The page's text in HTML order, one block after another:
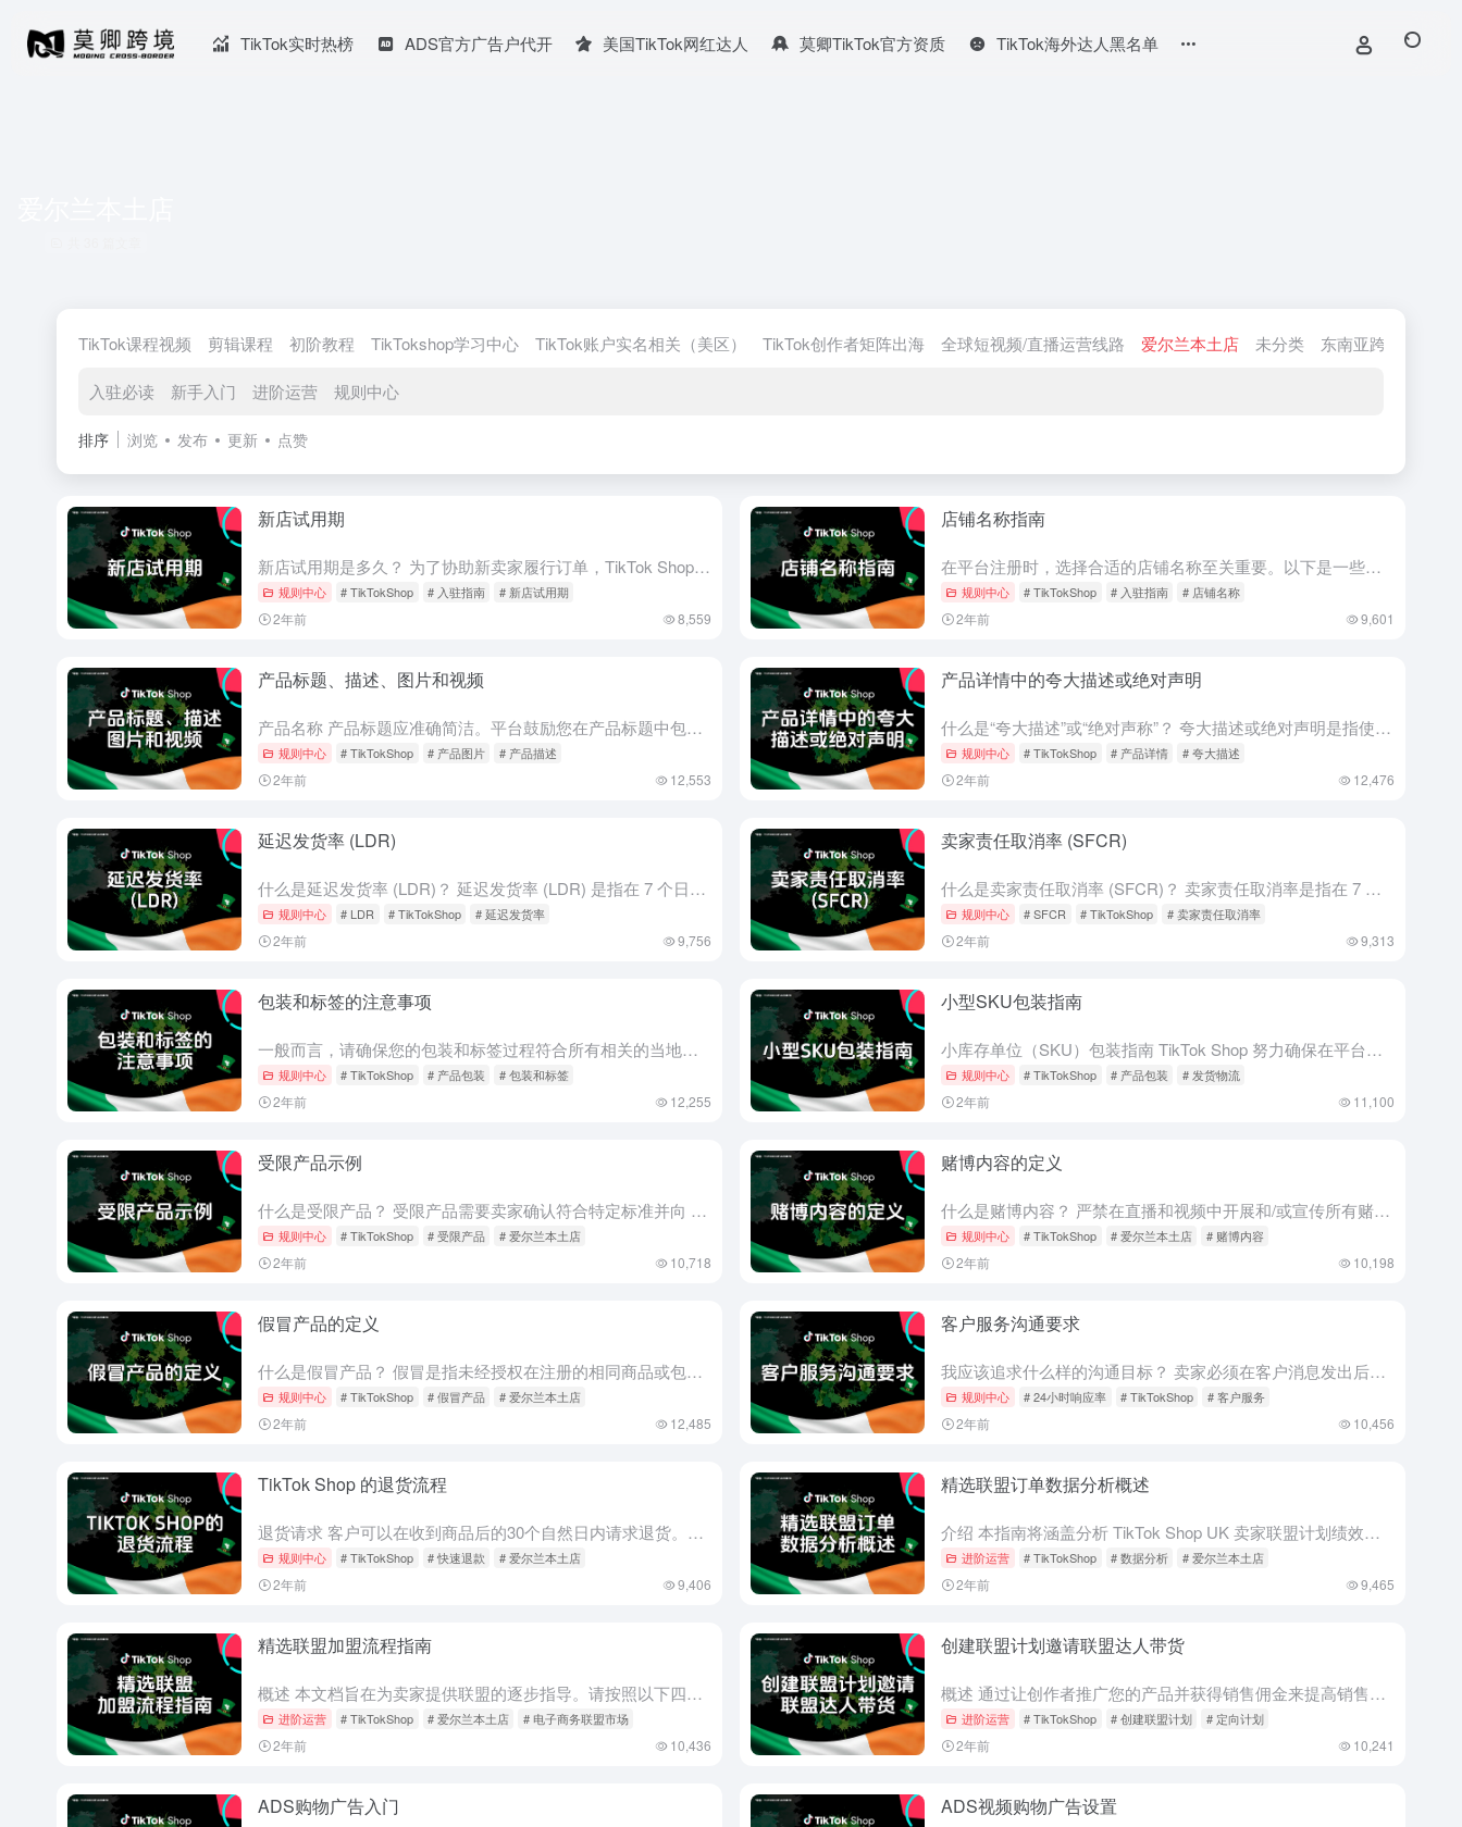
TikTok实时热榜 ADS官方广告户代开 美国TikTok网红达人 莫卿TikTok官方资质 TikTok海外达人黑名单
TikTok课程视频 剪辑课程 初阶教程 TikTokshop学习中心 TikTok账户实名相关（美区） TikTok创作者矩阵出海 全球短视频/直播运营线路 爱尔兰本土店 未分类 东南亚跨境店
入驻必读 新手入门 进阶运营 规则中心
排序 浏览 发布 更新 点赞
新店试用期
新店试用期是多久？ 为了协助新卖家履行订单，TikTok Shop 上的 所有新店铺（包括个人和企业）都将接受试用期，试用期限制如下： 卖家可以接受的每日订单数量， 卖家每天可以上传的产品列表数量，以...
规则中心 # TikTokShop # 入驻指南 # 新店试用期
2年前 8,559
店铺名称指南
在平台注册时，选择合适的店铺名称至关重要。以下是一些指南，遵循这些指南可以确保顺利入驻体验。 如何起一个好听的店铺名字？ 选择容易记住的名称。 确保您的店铺名称能代表您提供的产品或服务。 研究该名称...
规则中心 # TikTokShop # 入驻指南 # 店铺名称
2年前 9,601
产品标题、描述、图片和视频
产品名称 产品标题应准确简洁。平台鼓励您在产品标题中包含品牌（前提是您已获得品牌所有者的相关授权）、产品类型、材料、主要功能/特性和数量等信息。 例如，一款产品标题为“Little Lamb Vall...
规则中心 # TikTokShop # 产品图片 # 产品描述
2年前 12,553
产品详情中的夸大描述或绝对声明
什么是“夸大描述”或“绝对声称”？ 夸大描述或绝对声明是指使用夸张语言来描述产品的陈述。除非这些陈述准确且可验证，否则平台不允许使用此类声明。 “夸大描述”或“绝对声称”的例子有哪些 示例： 声称使用...
规则中心 # TikTokShop # 产品详情 # 夸大描述
2年前 12,476
延迟发货率 (LDR)
什么是延迟发货率 (LDR)？ 延迟发货率 (LDR) 是指在 7 个日历日内，所有订单中超过 3 个工作日 才更新为“已发货”状态的订单所占的百分比。 卖家应目标 LDR 低
规则中心 # LDR # TikTokShop # 延迟发货率
2年前 9,756
卖家责任取消率 (SFCR)
什么是卖家责任取消率 (SFCR)？ 卖家责任取消率是指在 7 个日历日内，由卖家取消的所有订单或由于卖家的过错而取消的订单所占的百分比。 SFCR 包括所有： 因卖家过错而发起的取消（例如，缺货、定...
规则中心 # SFCR # TikTokShop # 卖家责任取消率
2年前 9,313
包装和标签的注意事项
一般而言，请确保您的包装和标签过程符合所有相关的当地法律以及您的物流服务提供商 (LSP) 设定的条件。此外，在准备发货订单时，请遵循以下一些具体的注意事项：
规则中心 # TikTokShop # 产品包装 # 包装和标签
2年前 12,255
小型SKU包装指南
小库存单位（SKU）包装指南 TikTok Shop 努力确保在平台上销售的所有产品都能顺利发货。因此，本文为卖家提供了小型库存单位 (SKU) 订单的推荐包装方法。这些方法确保所销售的产品得到更好的...
规则中心 # TikTokShop # 产品包装 # 发货物流
2年前 11,100
受限产品示例
什么是受限产品？ 受限产品需要卖家确认符合特定标准并向 TikTok Shop 提交某些信息，然后才能上架。希望销售受限产品的卖家必须在上架此类产品之前获得批准。此流程可能要求卖家在上架阶段提交以下类...
规则中心 # TikTokShop # 受限产品 # 爱尔兰本土店
2年前 10,718
赌博内容的定义
什么是赌博内容？ 严禁在直播和视频中开展和/或宣传所有赌博活动。TikTok Shop 也禁止销售与赌博相关的产品、服务和用具。 赌博有哪些例子？ 例子 A：卖家或创作者为用户提供掷骰子的机会，猜测正...
规则中心 # TikTokShop # 爱尔兰本土店 # 赌博内容
2年前 10,198
假冒产品的定义
什么是假冒产品？ 假冒是指未经授权在注册的相同商品或包装上使用与他人注册商标相同或极为相似的商标。严禁宣传和销售假冒产品。这包括在未经品牌所有者授权的情况下在产品图片或产品说明中显示品牌名称、徽标或商...
规则中心 # TikTokShop # 假冒产品 # 爱尔兰本土店
2年前 12,485
客户服务沟通要求
我应该追求什么样的沟通目标？ 卖家必须在客户消息发出后的 24 小时内回复客户询问。这将影响 24 小时回复率。 指标描述卖家目标24小时响应率在过去30天内，所有收到的聊天中，在24小时内响应的聊天...
规则中心 # 24小时响应率 # TikTokShop # 客户服务
2年前 10,456
TikTok Shop 的退货流程
退货请求 客户可以在收到商品后的30个自然日内请求退货。该请求在客户发货退货之前需要获得批准，可以由TikTok商店自动批准或由卖家手动批准。 如果请求需要卖家审核，卖家必须在请求提交后的2个工作日内...
规则中心 # TikTokShop # 快速退款 # 爱尔兰本土店
2年前 9,406
精选联盟订单数据分析概述
介绍 本指南将涵盖分析 TikTok Shop UK 卖家联盟计划绩效的所有要素，重点介绍如何查看通过您的联盟计划生成的订单。 操作指南 前往您的 Affiliate Marketing Center...
进阶运营 # TikTokShop # 数据分析 # 爱尔兰本土店
2年前 9,465
精选联盟加盟流程指南
概述 本文档旨在为卖家提供联盟的逐步指导。请按照以下四个简单步骤帮助您与创作者建立有效的联盟连接。此外，我们在最后提供了一些常见问题及其答案的列表。 卖家的联盟视角流程 从卖家角度来看联盟流程如下： ...
进阶运营 # TikTokShop # 爱尔兰本土店 # 电子商务联盟市场
2年前 10,436
创建联盟计划邀请联盟达人带货
概述 通过让创作者推广您的产品并获得销售佣金来提高销售额。 TikTok小店联盟计划使品牌/卖家能够与TikTok创作者和影响者建立合作关系，并对所产生的销售支付佣金。在联盟计划中，您可以找到适合您业...
进阶运营 # TikTokShop # 创建联盟计划 # 定向计划
2年前 10,241
ADS购物广告入门 ADS视频购物广告设置